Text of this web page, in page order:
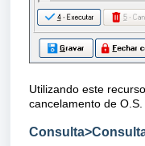
Utilizando este
cancelamento de O.S.